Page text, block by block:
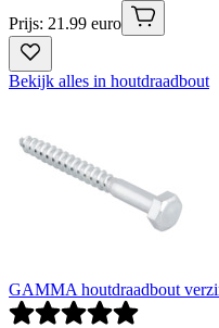
Prijs: 21.99 euro
Bekijk alles in houtdraadbout
GAMMA houtdraadbout